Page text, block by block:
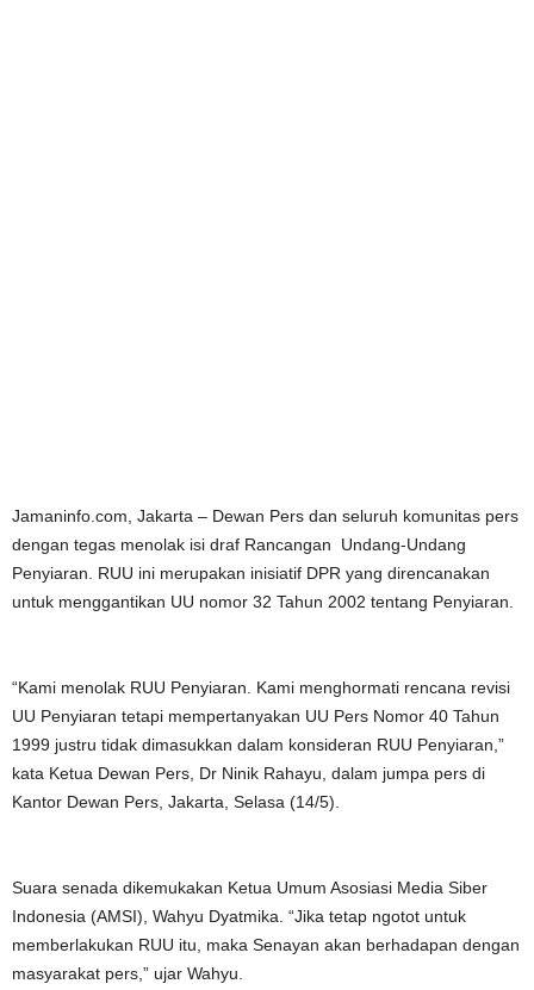
Jamaninfo.com, Jakarta – Dewan Pers dan seluruh komunitas pers
dengan tegas menolak isi draf Rancangan Undang-Undang
Penyiaran. RUU ini merupakan inisiatif DPR yang direncanakan
untuk menggantikan UU nomor 32 Tahun 2002 tentang Penyiaran.
“Kami menolak RUU Penyiaran. Kami menghormati rencana revisi
UU Penyiaran tetapi mempertanyakan UU Pers Nomor 40 Tahun
1999 justru tidak dimasukkan dalam konsideran RUU Penyiaran,”
kata Ketua Dewan Pers, Dr Ninik Rahayu, dalam jumpa pers di
Kantor Dewan Pers, Jakarta, Selasa (14/5).
Suara senada dikemukakan Ketua Umum Asosiasi Media Siber
Indonesia (AMSI), Wahyu Dyatmika. “Jika tetap ngotot untuk
memberlakukan RUU itu, maka Senayan akan berhadapan dengan
masyarakat pers,” ujar Wahyu.